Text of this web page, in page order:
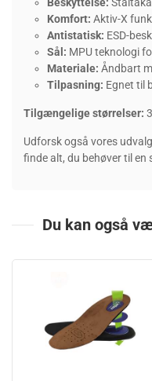
Komfort: Aktiv-X
Antistatisk: ESD-
Sål: MPU teknologi
Materiale: Åndbart
Tilpasning: Egnet til
Tilgængelige størrelser:
Udforsk også vores
finde alt, du behøver til
Du kan også